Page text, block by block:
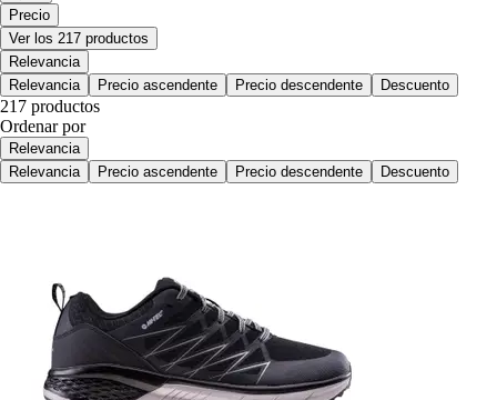
Precio
Ver los 217 productos
Relevancia
Relevancia
Precio ascendente Precio descendente Descuento
217 productos
Ordenar por
Relevancia
Relevancia
Precio ascendente Precio descendente Descuento